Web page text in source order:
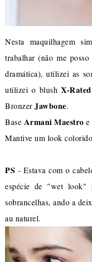
Nesta maquilhagem
trabalhar (não me
dramática), utilizei as
utilizei o blushX-Rated
BronzerJawbone.
Base Armani Maestro e
Mantive um look
PS - Estava com o
espécie de "wet look"
sobrancelhas, ando a
au naturel.